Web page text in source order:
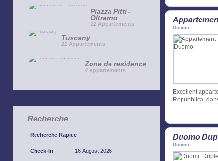
Piazza Pitti -
Oltrarno
12 Appartements
Tuscany
21 Appartements
Zone de residence
4 Appartements
Recherche
Recherche Rapide
Check-In
Duomo
Excellent
Repubblica,
Duomo
Duomo